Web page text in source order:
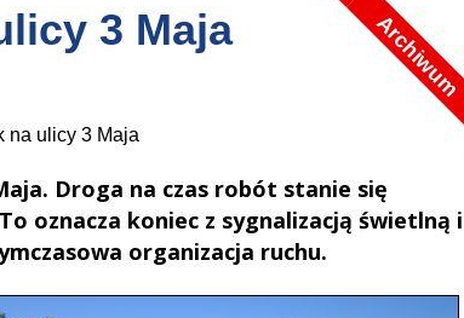
3 Maja Archiwum
Droga na czas robót stanie się
oznacza koniec z sygnalizacją świetlną i
organizacja ruchu.